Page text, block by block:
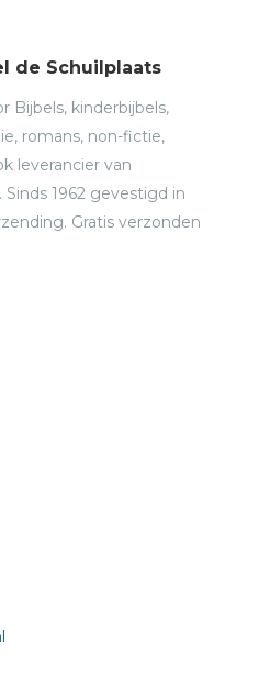
de Schuilplaats
Bijbels, kinderbijbels,
romans, non-fictie,
leverancier van
1962 gevestigd in
Gratis verzonden